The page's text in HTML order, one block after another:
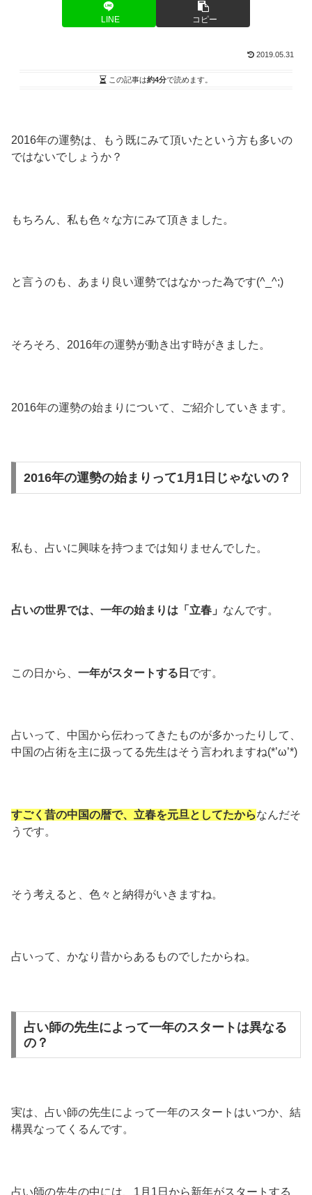
LINE コピー
2019.05.31
この記事は約4分で読めます。
2016年の運勢は、もう既にみて頂いたという方も多いの
ではないでしょうか？
もちろん、私も色々な方にみて頂きました。
と言うのも、あまり良い運勢ではなかった為です(^_^;)
そろそろ、2016年の運勢が動き出す時がきました。
2016年の運勢の始まりについて、ご紹介していきます。
2016年の運勢の始まりって1月1日じゃないの？
私も、占いに興味を持つまでは知りませんでした。
占いの世界では、一年の始まりは「立春」 なんです。
この日から、 一年がスタートする日 です。
占いって、中国から伝わってきたものが多かったりして、
中国の占術を主に扱ってる先生はそう言われますね(*’ω’*)
すごく昔の中国の暦で、立春を元旦としてたからなんだそ
うです。
そう考えると、色々と納得がいきますね。
占いって、かなり昔からあるものでしたからね。
占い師の先生によって一年のスタートは異なる
の？
実は、占い師の先生によって一年のスタートはいつか、結
構異なってくるんです。
占い師の先生の中には、1月1日から新年がスタートする